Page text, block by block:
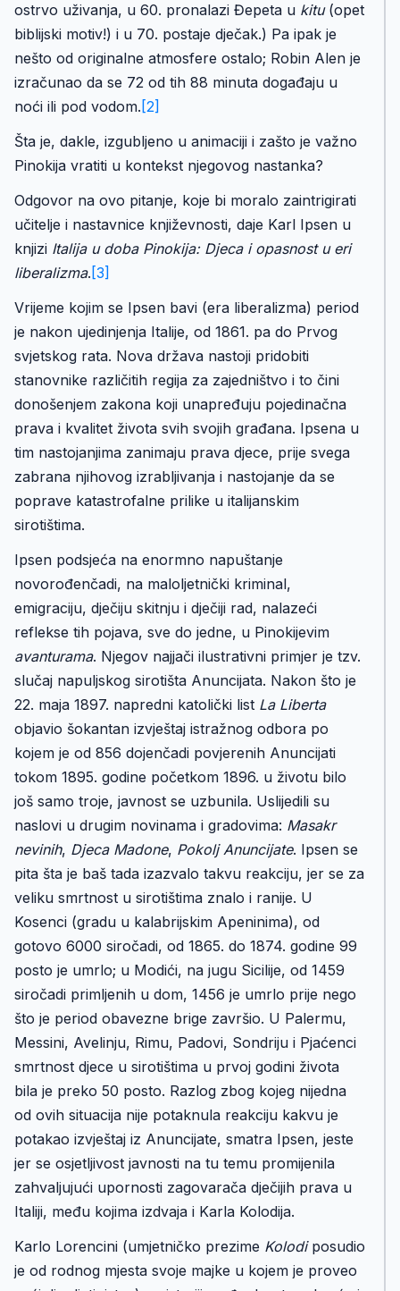
ostrvo uživanja, u 60. pronalazi Đepeta u kitu(opet
biblijski motiv!) i u 70. postaje dječak.) Pa ipak je
nešto od originalne atmosfere ostalo; Robin Alen je
izračunao da se 72 od tih 88 minuta događaju u
noći ili pod vodom. [2]
Šta je, dakle, izgubljeno u animaciji i zašto je važno
Pinokija vratiti u kontekst njegovog nastanka?
Odgovor na ovo pitanje, koje bi moralo zaintrigirati
učitelje i nastavnice književnosti, daje Karl Ipsen u
knjizi Italija u doba Pinokija: Djeca i opasnost u eri
liberalizma. [3]
Vrijeme kojim se Ipsen bavi (era liberalizma) period
je nakon ujedinjenja Italije, od 1861. pa do Prvog
svjetskog rata. Nova država nastoji pridobiti
stanovnike različitih regija za zajedništvo i to čini
donošenjem zakona koji unapređuju pojedinačna
prava i kvalitet života svih svojih građana. Ipsena u
tim nastojanjima zanimaju prava djece, prije svega
zabrana njihovog izrabljivanja i nastojanje da se
poprave katastrofalne prilike u italijanskim
sirotištima.
Ipsen podsjeća na enormno napuštanje
novorođenčadi, na maloljetnički kriminal,
emigraciju, dječiju skitnju i dječiji rad, nalazeći
reflekse tih pojava, sve do jedne, u Pinokijevim
avanturama. Njegov najjači ilustrativni primjer je tzv.
slučaj napuljskog sirotišta Anuncijata. Nakon što je
22. maja 1897. napredni katolički list La Liberta
objavio šokantan izvještaj istražnog odbora po
kojem je od 856 dojenčadi povjerenih Anuncijati
tokom 1895. godine početkom 1896. u životu bilo
još samo troje, javnost se uzbunila. Uslijedili su
naslovi u drugim novinama i gradovima: Masakr
nevinih, Djeca Madone, Pokolj Anuncijate. Ipsen se
pita šta je baš tada izazvalo takvu reakciju, jer se za
veliku smrtnost u sirotištima znalo i ranije. U
Kosenci (gradu u kalabrijskim Apeninima), od
gotovo 6000 siročadi, od 1865. do 1874. godine 99
posto je umrlo; u Modići, na jugu Sicilije, od 1459
siročadi primljenih u dom, 1456 je umrlo prije nego
što je period obavezne brige završio. U Palermu,
Messini, Avelinju, Rimu, Padovi, Sondriju i Pjaćenci
smrtnost djece u sirotištima u prvoj godini života
bila je preko 50 posto. Razlog zbog kojeg nijedna
od ovih situacija nije potaknula reakciju kakvu je
potakao izvještaj iz Anuncijate, smatra Ipsen, jeste
jer se osjetljivost javnosti na tu temu promijenila
zahvaljujući upornosti zagovarača dječijih prava u
Italiji, među kojima izdvaja i Karla Kolodija.
Karlo Lorencini (umjetničko prezime Kolodiposudio
je od rodnog mjesta svoje majke u kojem je proveo